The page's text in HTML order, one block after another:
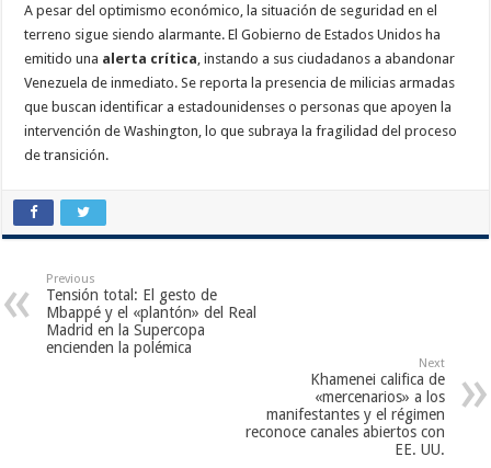
A pesar del optimismo económico, la situación de seguridad en el
terreno sigue siendo alarmante. El Gobierno de Estados Unidos ha
emitido una alerta crítica , instando a sus ciudadanos a abandonar
Venezuela de inmediato. Se reporta la presencia de milicias armadas
que buscan identificar a estadounidenses o personas que apoyen la
intervención de Washington, lo que subraya la fragilidad del proceso
de transición.
Previous
Tensión total: El gesto de
Mbappé y el «plantón» del Real
Madrid en la Supercopa
encienden la polémica
Next
Khamenei califica de
«mercenarios» a los
manifestantes y el régimen
reconoce canales abiertos con
EE. UU.